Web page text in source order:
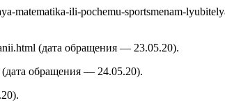
matematika-ili-pochemu-sportsmenam-
(дата обращения — 23.05.20).
обращения — 24.05.20).